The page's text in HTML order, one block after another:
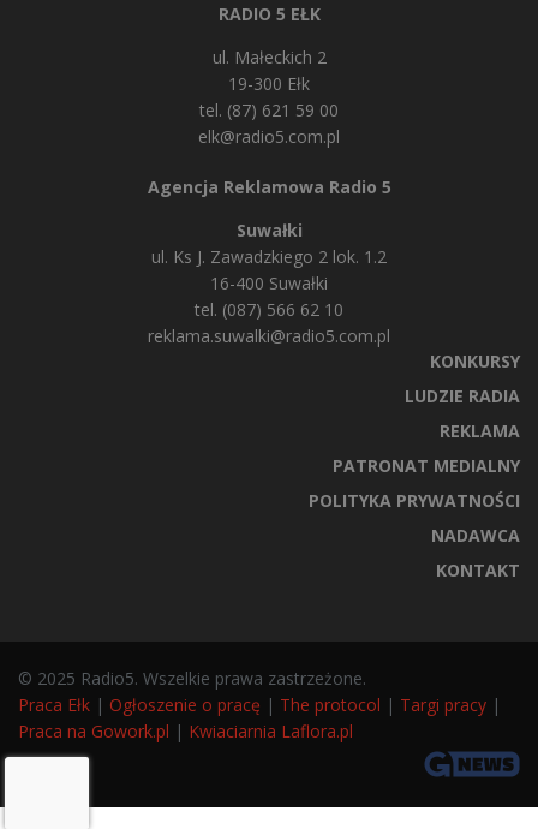
RADIO 5 EŁK
ul. Małeckich 2
19-300 Ełk
tel. (87) 621 59 00
elk@radio5.com.pl
Agencja Reklamowa Radio 5
Suwałki
ul. Ks J. Zawadzkiego 2 lok. 1.2
16-400 Suwałki
tel. (087) 566 62 10
reklama.suwalki@radio5.com.pl
KONKURSY
LUDZIE RADIA
REKLAMA
PATRONAT MEDIALNY
POLITYKA PRYWATNOŚCI
NADAWCA
KONTAKT
© 2025 Radio5. Wszelkie prawa zastrzeżone.
Praca Ełk | Ogłoszenie o pracę | The protocol | Targi pracy |
Praca na Gowork.pl | Kwiaciarnia Laflora.pl